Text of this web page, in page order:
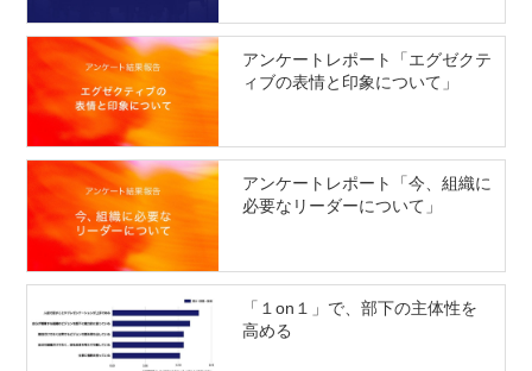
アンケートレポート「エグゼクテ
ィブの表情と印象について」
アンケートレポート「今、組織に
必要なリーダーについて」
「１on１」で、部下の主体性を
高める